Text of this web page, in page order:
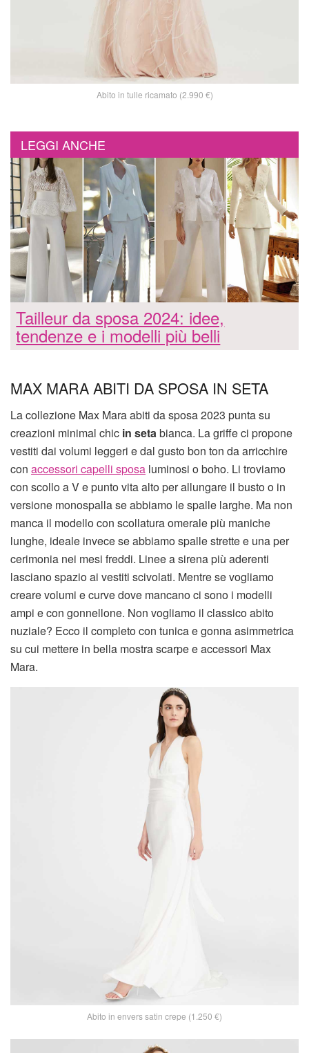
Abito in tulle ricamato (2.990 €)
LEGGI ANCHE
Tailleur da sposa 2024: idee,
tendenze e i modelli più belli
MAX MARA ABITI DA SPOSA IN SETA
La collezione Max Mara abiti da sposa 2023 punta su
creazioni minimal chic in setabianca. La griffe ci propone
vestiti dai volumi leggeri e dal gusto bon ton da arricchire
con accessori capelli sposa luminosi o boho. Li troviamo
con scollo a V e punto vita alto per allungare il busto o in
versione monospalla se abbiamo le spalle larghe. Ma non
manca il modello con scollatura omerale più maniche
lunghe, ideale invece se abbiamo spalle strette e una per
cerimonia nei mesi freddi. Linee a sirena più aderenti
lasciano spazio ai vestiti scivolati. Mentre se vogliamo
creare volumi e curve dove mancano ci sono i modelli
ampi e con gonnellone. Non vogliamo il classico abito
nuziale? Ecco il completo con tunica e gonna asimmetrica
su cui mettere in bella mostra scarpe e accessori Max
Mara.
Abito in envers satin crepe (1.250 €)